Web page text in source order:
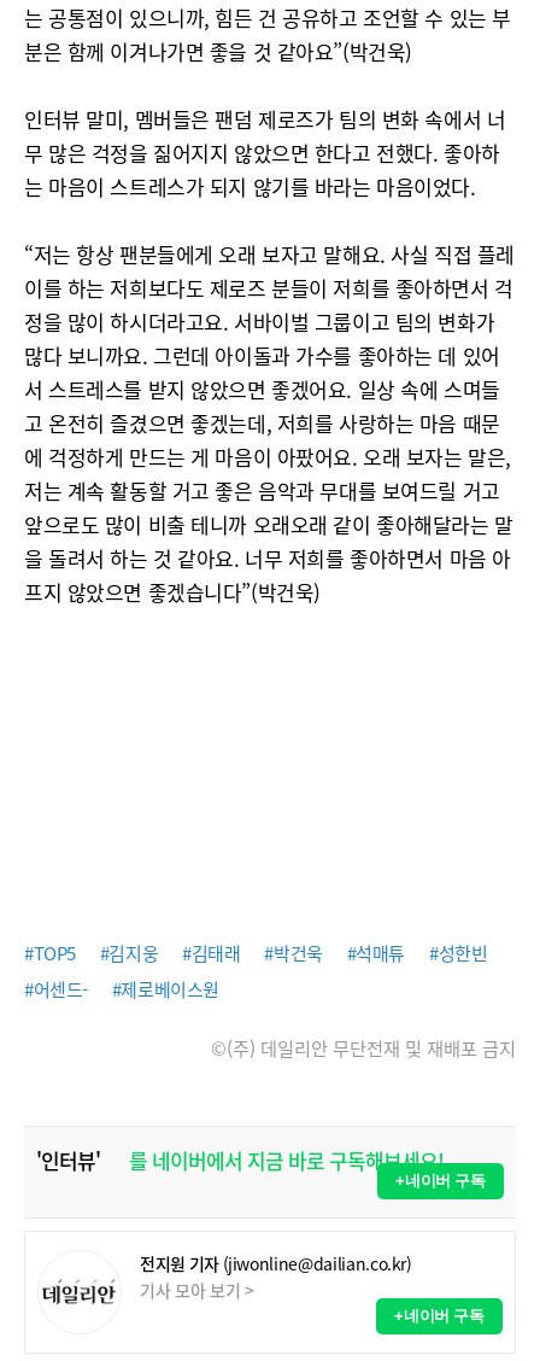
는 공통점이 있으니까, 힘든 건 공유하고 조언할 수 있는 부
분은 함께 이겨나가면 좋을 것 같아요”(박건욱)
인터뷰 말미, 멤버들은 팬덤 제로즈가 팀의 변화 속에서 너
무 많은 걱정을 짊어지지 않았으면 한다고 전했다. 좋아하
는 마음이 스트레스가 되지 않기를 바라는 마음이었다.
“저는 항상 팬분들에게 오래 보자고 말해요. 사실 직접 플레
이를 하는 저희보다도 제로즈 분들이 저희를 좋아하면서 걱
정을 많이 하시더라고요. 서바이벌 그룹이고 팀의 변화가
많다 보니까요. 그런데 아이돌과 가수를 좋아하는 데 있어
서 스트레스를 받지 않았으면 좋겠어요. 일상 속에 스며들
고 온전히 즐겼으면 좋겠는데, 저희를 사랑하는 마음 때문
에 걱정하게 만드는 게 마음이 아팠어요. 오래 보자는 말은,
저는 계속 활동할 거고 좋은 음악과 무대를 보여드릴 거고
앞으로도 많이 비출 테니까 오래오래 같이 좋아해달라는 말
을 돌려서 하는 것 같아요. 너무 저희를 좋아하면서 마음 아
프지 않았으면 좋겠습니다”(박건욱)
#TOP5 #김지웅 #김태래 #박건욱 #석매튜
#성한빈
#어센드-
#제로베이스원
©(주) 데일리안 무단전재 및 재배포 금지
'인터뷰' 를 네이버에서 지금 바로 구독해보세요!
+네이버 구독
전지원 기자 (jiwonline@dailian.co.kr)
기사 모아 보기 >
+네이버 구독